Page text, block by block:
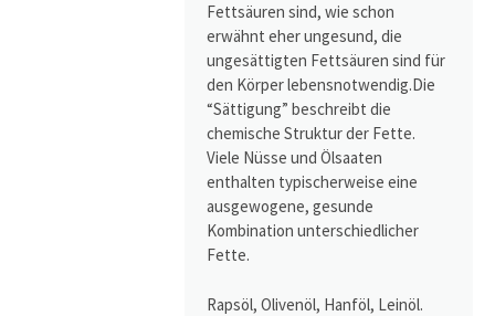
Fettsäuren sind, wie schon
erwähnt eher ungesund, die
ungesättigten Fettsäuren sind für
den Körper lebensnotwendig.Die
“Sättigung” beschreibt die
chemische Struktur der Fette.
Viele Nüsse und Ölsaaten
enthalten typischerweise eine
ausgewogene, gesunde
Kombination unterschiedlicher
Fette.
Rapsöl, Olivenöl, Hanföl, Leinöl.